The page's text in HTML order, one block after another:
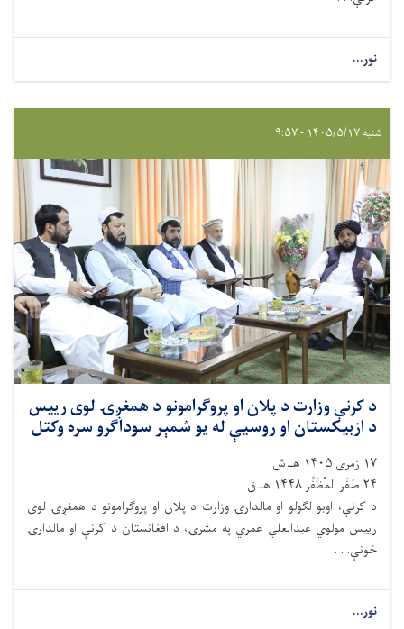
نور...
شنبه ۱۴۰۵/۵/۱۷ - ۹:۵۷
د کرنې وزارت د پلان او پروګرامونو د همغږۍ لوی رییس
د ازبیکستان او روسیې له یو شمېر سوداګرو سره وکتل
۱۷ زمری ۱۴۰۵ هـ.ش
۲۴ صَفَر المُظَفَّر ۱۴۴۸ هـ.ق
د کرنې، اوبو لګولو او مالدارۍ وزارت د پلان او پروګرامونو د همغږۍ لوی
رییس مولوي عبدالعلي عمري په مشرۍ، د افغانستان د کرنې او مالدارۍ
خونې. . .
نور...